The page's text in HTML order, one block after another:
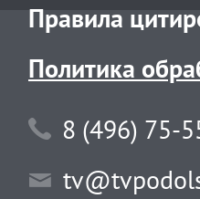
Правила
Политика
8 (496) 75-